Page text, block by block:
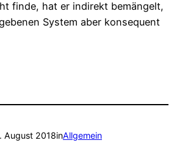
finde, hat er indirekt bemängelt,
System aber konsequent
August 2018inAllgemein